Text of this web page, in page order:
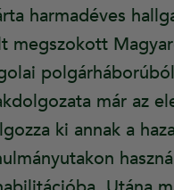
harmadéves
megszokott
már az
ki annak a